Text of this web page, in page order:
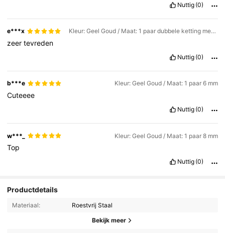
Nuttig (0)
e***x Kleur: Geel Goud / Maat: 1 paar dubbele ketting met enkele lus, 6 mm
zeertevreden
Nuttig (0)
b***e Kleur: Geel Goud / Maat: 1 paar 6 mm
Cuteeee
Nuttig (0)
w***_ Kleur: Geel Goud / Maat: 1 paar 8 mm
Top
Nuttig (0)
Productdetails
Materiaal: Roestvrij Staal
Bekijk meer